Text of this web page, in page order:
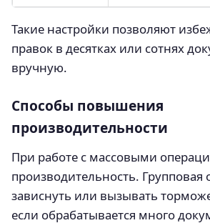
Такие настройки позволяют
правок в десятках или сотнях
вручную.
Способы повышения
производительности
При работе с массовыми
производительность. Групповая
зависнуть или вызывать
если обрабатывается много